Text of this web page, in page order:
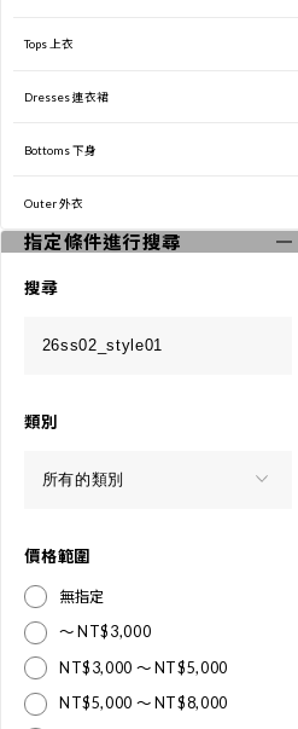
Dresses 連衣裙
Bottoms 下身
Outer 外衣
Early Spring 2026 Collection
└LOOK
Winter 2025 Collection
└LOOK
└MOVIE
Tops 上衣
Dresses 連衣裙
Bottoms 下身
Outer 外衣
指定條件進行搜尋
搜尋
類別
價格範圍
無指定
～ NT$3,000
NT$3,000 ～ NT$5,000
NT$5,000 ～ NT$8,000